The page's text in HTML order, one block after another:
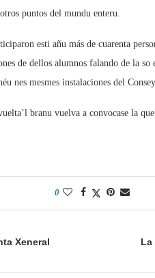
puntos del mundu enteru.
esti añu más de cuarenta
de dellos alumnos falando de la
nes mesmes instalaciones del
branu vuelva a convocase la
0
Xeneral
La